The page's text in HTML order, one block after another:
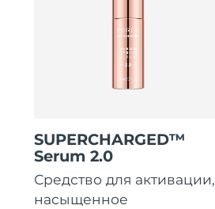
SUPERCHARGED™
Serum 2.0
Средство для активации,
насыщенное